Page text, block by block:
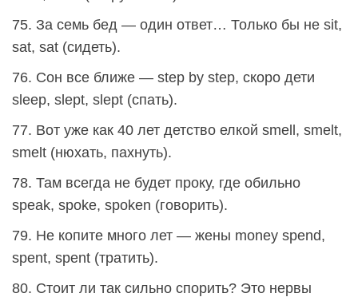
75. За семь бед — один ответ… Только бы не sit,
sat, sat (сидеть).
76. Сон все ближе — step by step, скоро дети
sleep, slept, slept (cпать).
77. Вот уже как 40 лет детство елкой smell, smelt,
smelt (нюхать, пахнуть).
78. Там всегда не будет проку, где обильно
speak, spoke, spoken (говорить).
79. Не копите много лет — жены money spend,
spent, spent (тратить).
80. Стоит ли так сильно спорить? Это нервы